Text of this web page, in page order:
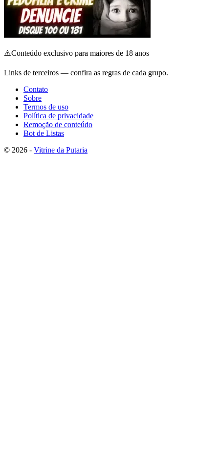
⚠️Conteúdo exclusivo para maiores de 18 anos
Links de terceiros — confira as regras de cada grupo.
Contato
Sobre
Termos de uso
Política de privacidade
Remoção de conteúdo
Bot de Listas
© 2026 - Vitrine da Putaria